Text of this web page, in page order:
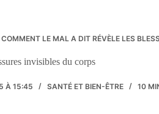
COMMENT LE MAL A DIT RÉVÈLE LES
invisibles du corps
À 15:45 SANTÉ ET BIEN-ÊTRE 10